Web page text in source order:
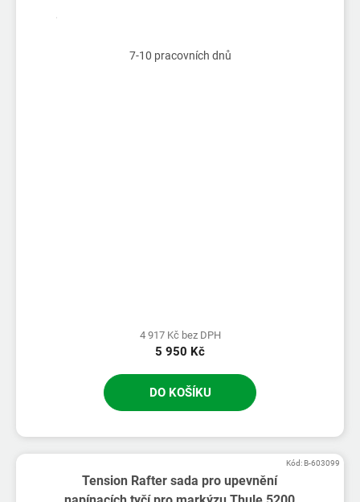
7-10 pracovních dnů
4 917 Kč bez DPH
5 950 Kč
DO KOŠÍKU
Tension Rafter sada pro upevnění
Kód:B-603099